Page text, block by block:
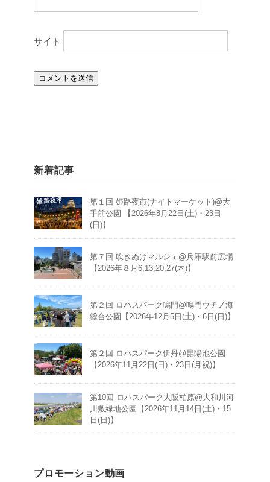
サイト
新着記事
第１回 姫路夜市(ナイトマーケット)@大
手前公園 【2026年8月22日(土)・23日
(日)】
第７回 吹きぬけマルシェ@兵庫駅前広場
【2026年８月6,13,20,27(木)】
第２回 ロハスパーク鳴門@鳴門ウチノ海
総合公園【2026年12月5日(土)・6日(日)】
第２回 ロハスパーク伊丹@昆陽池公園
【2026年11月22日(日)・23日(月祝)】
第10回 ロハスパーク大阪柏原@大和川河
川敷緑地公園【2026年11月14日(土)・15
日(日)】
プロモーション動画